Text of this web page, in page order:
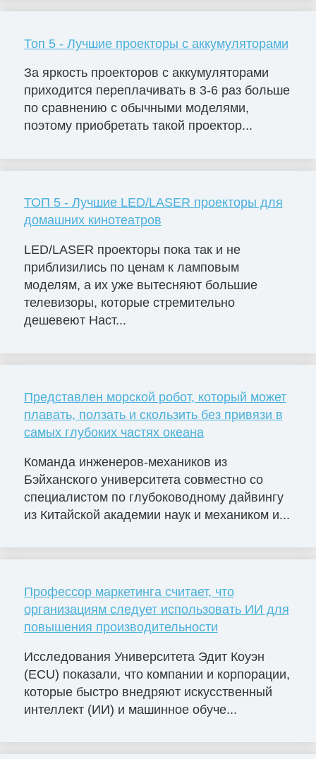
Топ 5 - Лучшие проекторы с аккумуляторами
За яркость проекторов с аккумуляторами
приходится переплачивать в 3-6 раз больше
по сравнению с обычными моделями,
поэтому приобретать такой проектор...
ТОП 5 - Лучшие LED/LASER проекторы для
домашних кинотеатров
LED/LASER проекторы пока так и не
приблизились по ценам к ламповым
моделям, а их уже вытесняют большие
телевизоры, которые стремительно
дешевеют Наст...
Представлен морской робот, который может
плавать, ползать и скользить без привязи в
самых глубоких частях океана
Команда инженеров-механиков из
Бэйханского университета совместно со
специалистом по глубоководному дайвингу
из Китайской академии наук и механиком и...
Профессор маркетинга считает, что
организациям следует использовать ИИ для
повышения производительности
Исследования Университета Эдит Коуэн
(ECU) показали, что компании и корпорации,
которые быстро внедряют искусственный
интеллект (ИИ) и машинное обуче...